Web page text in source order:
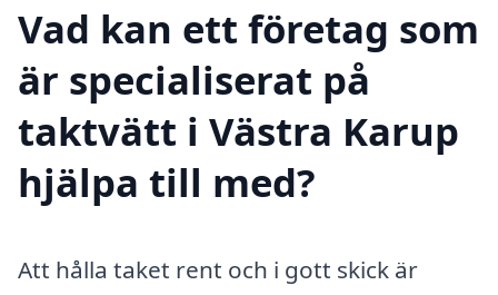
Vad kan ett företag som
är specialiserat på
taktvätt i Västra Karup
hjälpa till med?
Att hålla taket rent och i gott skick är